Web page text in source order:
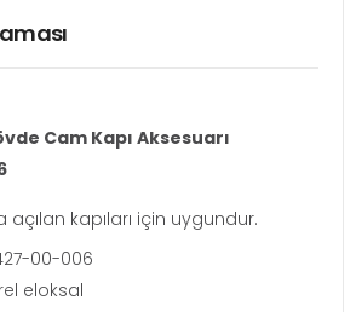
Cam Kapı Aksesuarı
kapıları için uygundur.
00-006
eloksal